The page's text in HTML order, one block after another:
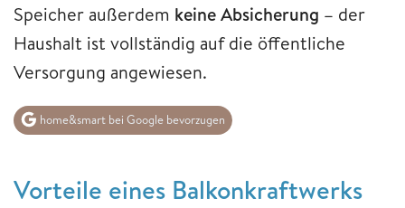
Speicher außerdem keine Absicherung – der
Haushalt ist vollständig auf die öffentliche
Versorgung angewiesen.
home&smart bei Google bevorzugen
Vorteile eines Balkonkraftwerks